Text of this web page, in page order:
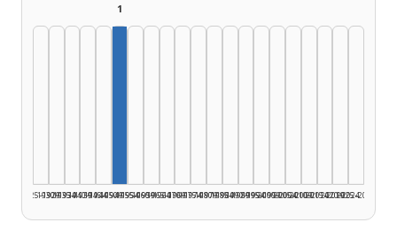
1925–1929
1930–1934
1935–1939
1940–1944
1945–1949
1
1950–1954
1955–1959
1960–1964
1965–1969
1970–1974
1975–1979
1980–1984
1985–1989
1990–1994
1995–1999
2000–2004
2005–2009
2010–2014
2015–2019
2020–2024
2025–2026